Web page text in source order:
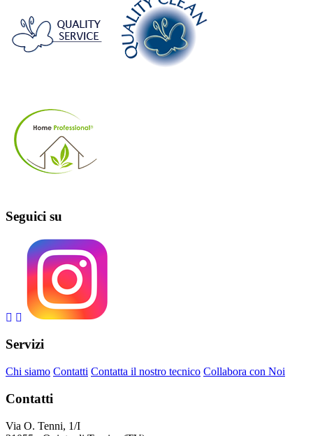
Seguici su
Servizi
Chi siamo Contatti Contatta il nostro tecnico Collabora con Noi
Contatti
Via O. Tenni, 1/I